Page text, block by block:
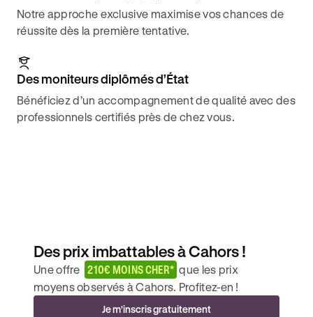
Notre approche exclusive maximise vos chances de
réussite dès la première tentative.
Des moniteurs diplômés d’État
Bénéficiez d’un accompagnement de qualité avec des
professionnels certifiés près de chez vous.
Des prix imbattables à Cahors !
Une offre 210€ MOINS CHER* que les prix
moyens observés à Cahors. Profitez-en !
Je m'inscris gratuitement